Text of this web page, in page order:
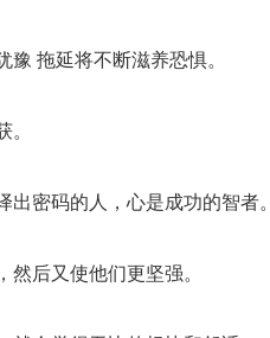
豫 拖延将不断滋养恐惧。
。
出密码的人，心是成功的智者。
然后又使他们更坚强。